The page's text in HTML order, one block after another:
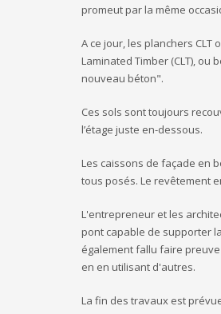
promeut par la même
A ce jour, les planchers
Laminated Timber (CLT),
nouveau béton".
Ces sols sont toujours
l’étage juste en-dessous.
Les caissons de façade en
tous posés. Le revêtement
L'entrepreneur et les
pont capable de supporter
également fallu faire
en en utilisant d'autres.
La fin des travaux est